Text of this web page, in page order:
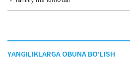
YANGILIKLARGA OBUNA BO‘LISH